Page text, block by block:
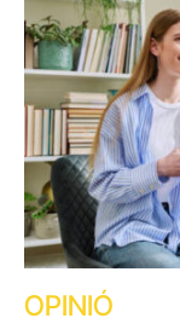
OPINIÓ